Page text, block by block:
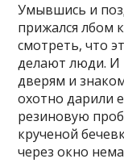
Умывшись и
прижался лбом
смотреть, что
делают люди. И
дверям и
охотно дарили
резиновую
крученой
через окно